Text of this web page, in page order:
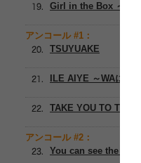
Girl in the Box ～22
アンコール #1：
TSUYUAKE
ILE AIYE ～WAにな
TAKE YOU TO THE
アンコール #2：
You can see the lights